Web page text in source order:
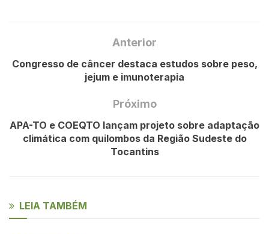
Anterior
Congresso de câncer destaca estudos sobre peso,
jejum e imunoterapia
Próximo
APA-TO e COEQTO lançam projeto sobre adaptação
climática com quilombos da Região Sudeste do
Tocantins
LEIA TAMBÉM